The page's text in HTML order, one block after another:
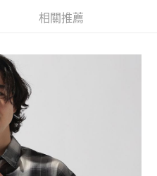
用戶可立即使用無須另外申請。
成立後會自動跳轉到大哥付的交易
數、繳款截止日，確認付款後即完
依後續交易確認頁面所載為準。
或遇審核未通過，訂單將自動取
未達大哥付你分期系統評分，恕無
款」的支付方式。 讓您購物簡單便
需儲值。
即可結帳。
款。
費
相關推薦